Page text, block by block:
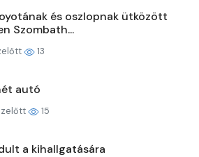
és oszlopnak ütközött
Szombath...
13
autó
15
a kihallgatására